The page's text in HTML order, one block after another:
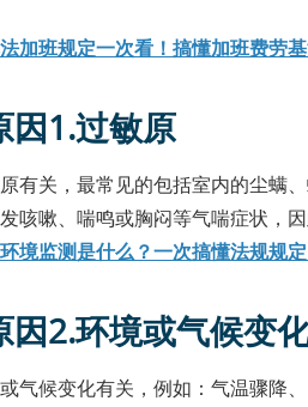
加班规定一次看！搞懂加班费劳
因1.过敏原
有关，最常见的包括室内的尘螨
咳嗽、喘鸣或胸闷等气喘症状，
境监测是什么？一次搞懂法规规
因2.环境或气候变
气候变化有关，例如：气温骤降